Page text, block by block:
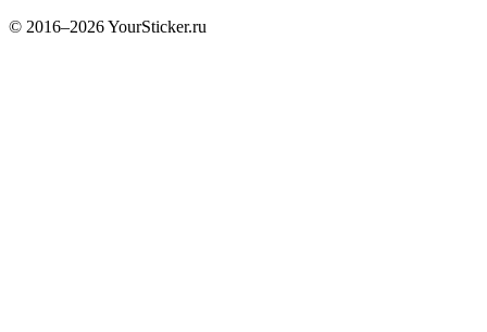
© 2016–2026 YourSticker.ru